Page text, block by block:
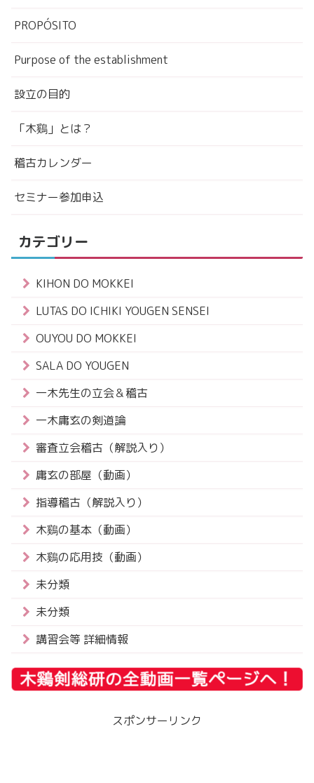
PROPÓSITO
Purpose of the establishment
設立の目的
「木鷄」とは？
稽古カレンダー
セミナー参加申込
カテゴリー
KIHON DO MOKKEI
LUTAS DO ICHIKI YOUGEN SENSEI
OUYOU DO MOKKEI
SALA DO YOUGEN
一木先生の立会＆稽古
一木庸玄の剣道論
審査立会稽古（解説入り）
庸玄の部屋（動画）
指導稽古（解説入り）
木鷄の基本（動画）
木鷄の応用技（動画）
未分類
未分類
講習会等 詳細情報
スポンサーリンク